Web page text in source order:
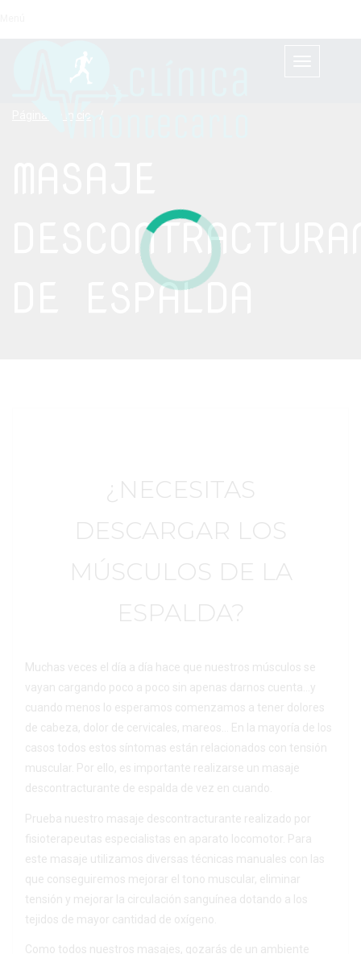
Página de Inicio /
DE ESPALDA
¿NECESITAS
DESCARGAR LOS
MÚSCULOS DE LA
ESPALDA?
Muchas veces el día a día hace que nuestros músculos se
vayan cargando poco a poco sin apenas darnos cuenta…y
cuando menos lo esperamos comenzamos a tener dolores
de cabeza, dolor de cervicales, mareos… En la mayoría de los
casos todos estos síntomas están relacionados con tensión
muscular. Por ello, es importante realizarse un masaje
descontracturante de espalda de vez en cuando.
Prueba nuestro masaje descontracturante realizado por
fisioterapeutas especialistas en aparato locomotor. Para
este masaje utilizamos diversas técnicas manuales con las
que conseguiremos mejorar el tono muscular, eliminar
tensión y mejorar la circulación sanguínea dotando a los
tejidos de mayor cantidad de oxígeno.
Como todos nuestros masajes, gozarás de un ambiente